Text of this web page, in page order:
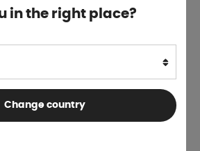
in the right place?
Change country